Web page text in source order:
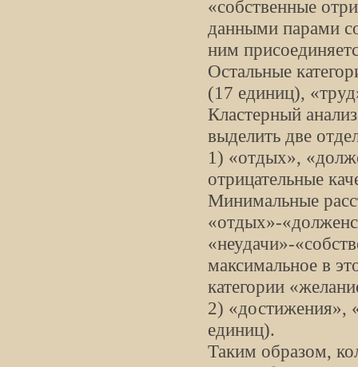
«собственные
данными парами
ним
Остальные
(17 единиц),
Кластерный
выделить две
1) «отдых»,
отрицательные
Минимальные
«отдых»-
«неудачи»-
максимальное в
категории
2) «достижения»,
единиц).
Таким образом,